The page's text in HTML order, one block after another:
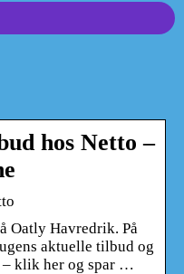
hos Netto –
Oatly Havredrik. På
aktuelle tilbud og
– klik her og spar …